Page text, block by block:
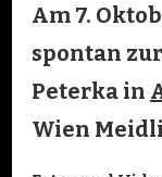
Am 7.
spontan
Peterka in
Wien